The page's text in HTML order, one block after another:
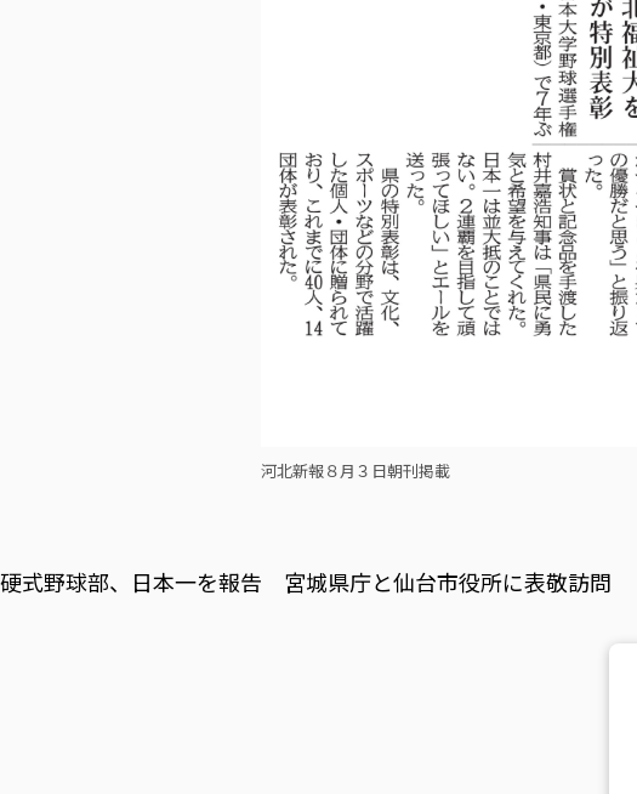
河北新報８月３日朝刊掲載
硬式野球部、日本一を報告 宮城県庁と仙台市役所に表敬訪問